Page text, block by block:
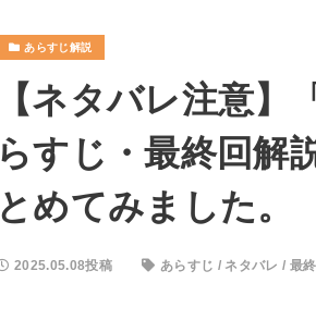
あらすじ解説
【ネタバレ注意】
らすじ・最終回解
とめてみました。
2025.05.08投稿 あらすじ / ネタバレ / 最